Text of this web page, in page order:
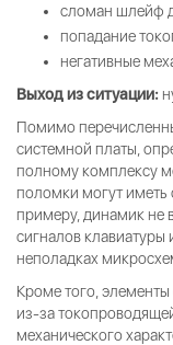
сломан шлейф
попадание
негативные
Выход из ситуации:
Помимо
системной платы,
полному комплексу
поломки могут
примеру, динамик не
сигналов клавиатуры
неполадках
Кроме того,
из-за
механического